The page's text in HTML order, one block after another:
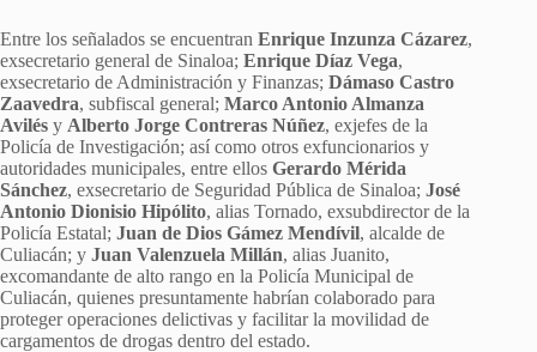
Entre los señalados se encuentran Enrique Inzunza Cázarez,
exsecretario general de Sinaloa; Enrique Díaz Vega,
exsecretario de Administración y Finanzas; Dámaso Castro
Zaavedra, subfiscal general; Marco Antonio Almanza
Avilés y Alberto Jorge Contreras Núñez, exjefes de la
Policía de Investigación; así como otros exfuncionarios y
autoridades municipales, entre ellos Gerardo Mérida
Sánchez, exsecretario de Seguridad Pública de Sinaloa; José
Antonio Dionisio Hipólito, alias Tornado, exsubdirector de la
Policía Estatal; Juan de Dios Gámez Mendívil, alcalde de
Culiacán; y Juan Valenzuela Millán, alias Juanito,
excomandante de alto rango en la Policía Municipal de
Culiacán, quienes presuntamente habrían colaborado para
proteger operaciones delictivas y facilitar la movilidad de
cargamentos de drogas dentro del estado.